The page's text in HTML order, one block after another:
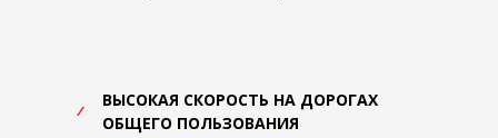
ВЫСОКАЯ СКОРОСТЬ НА ДОРОГАХ
ОБЩЕГО ПОЛЬЗОВАНИЯ